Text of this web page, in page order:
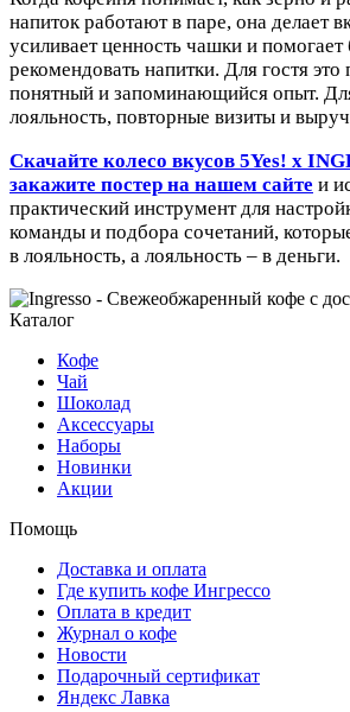
напиток работают в паре, она делает
усиливает ценность чашки и помогает
рекомендовать напитки. Для гостя это
понятный и запоминающийся опыт.
лояльность, повторные визиты и
Скачайте колесо вкусов 5Yes! x
закажите постер на нашем сайте и
практический инструмент для
команды и подбора сочетаний,
в лояльность, а лояльность – в деньги.
Каталог
Кофе
Чай
Шоколад
Аксессуары
Наборы
Новинки
Акции
Помощь
Доставка и оплата
Где купить кофе Ингрессо
Оплата в кредит
Журнал о кофе
Новости
Подарочный сертификат
Яндекс Лавка